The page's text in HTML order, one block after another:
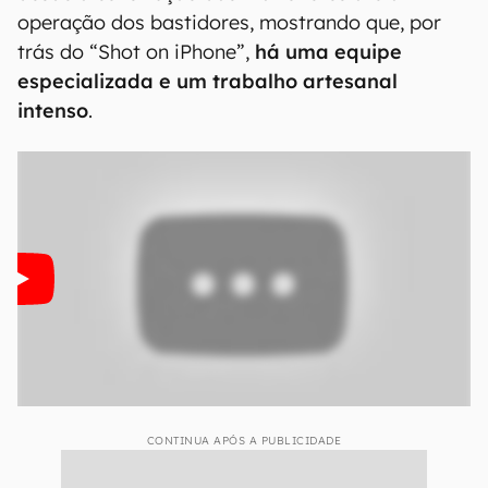
operação dos bastidores, mostrando que, por
trás do “Shot on iPhone”, há uma equipe
especializada e um trabalho artesanal
intenso.
CONTINUA APÓS A PUBLICIDADE